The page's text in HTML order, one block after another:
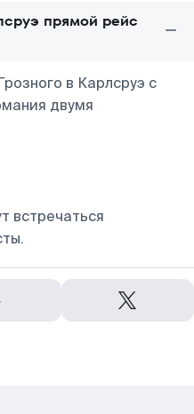
прямой рейс
в Карлсруэ с
двумя
встречаться